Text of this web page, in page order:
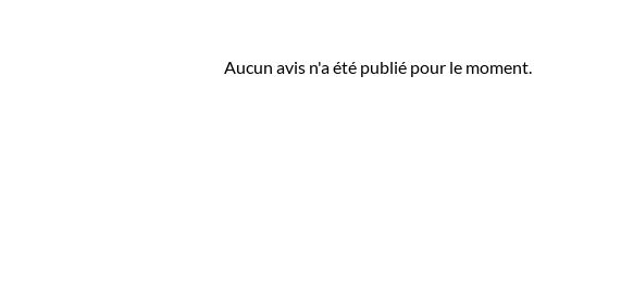
Aucun avis n'a été publié pour le moment.